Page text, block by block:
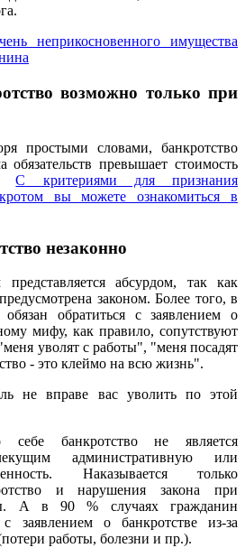
неприкосновенного имущества
возможно только при
простыми словами, банкротство
обязательств превышает стоимость
С критериями для признания
вы можете ознакомиться в
незаконно
абсурдом, так как
законом. Более того, в
обратиться с заявлением о
мифу, как правило, сопутствуют
уволят с работы", "меня посадят
- это клеймо на всю жизнь".
не вправе вас уволить по этой
банкротство не является
административную или
Наказывается только
и нарушения закона при
А в 90 % случаях гражданин
заявлением о банкротстве из-за
работы, болезни и пр.).